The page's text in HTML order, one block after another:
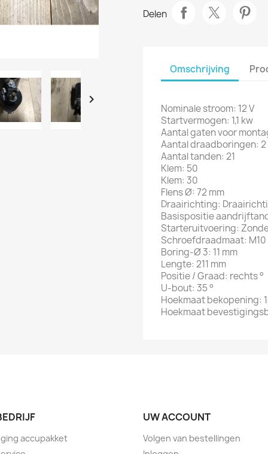

Delen
Omschrijving
Nominale stroom: 12 V
Startvermogen: 1,1 kw
Aantal gaten voor
Aantal draadboringen: 2
Aantal tanden: 21
Klem: 50
Klem: 30
Flens Ø: 72 mm
Draairichting:
Basispositie
Starteruitvoering:
Schroefdraadmaat: M10
Boring-Ø 3: 11 mm
Lengte: 211 mm
Positie / Graad: rechts °
U-bout: 35 °
Hoekmaat bekopening:
Hoekmaat
accupakket
UW ACCOUNT
Volgen van bestellingen